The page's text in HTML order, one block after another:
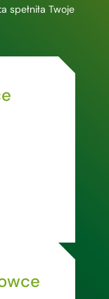
spełniła Twoje